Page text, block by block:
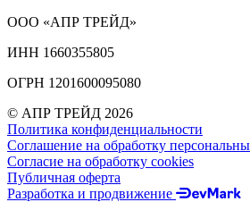
ООО «АПР ТРЕЙД»
ИНН 1660355805
ОГРН 1201600095080
© АПР ТРЕЙД 2026
Политика конфиденциальности
Соглашение на обработку
Согласие на обработку cookies
Публичная оферта
Разработка и продвижение